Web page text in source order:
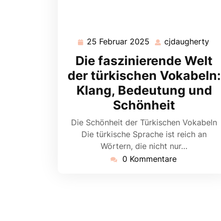
25 Februar 2025 25
Februar
2025
cjdaugherty
Die faszinierende Welt
der türkischen Vokabeln:
Klang, Bedeutung und
Schönheit
Die Schönheit der Türkischen Vokabeln
Die türkische Sprache ist reich an
Wörtern, die nicht nur…
0 Kommentare